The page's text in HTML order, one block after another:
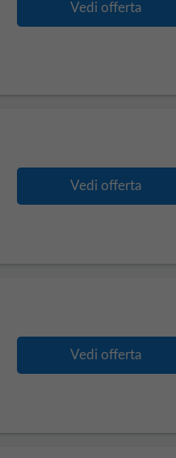
Vedi offerta
Vedi offerta
Vedi offerta